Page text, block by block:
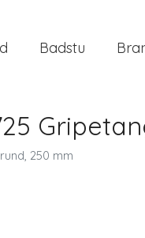
Badstu
250 mm